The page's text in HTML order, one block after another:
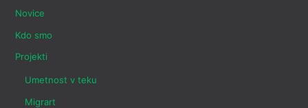
Novice
Kdo smo
Projekti
Umetnost v teku
Migrart